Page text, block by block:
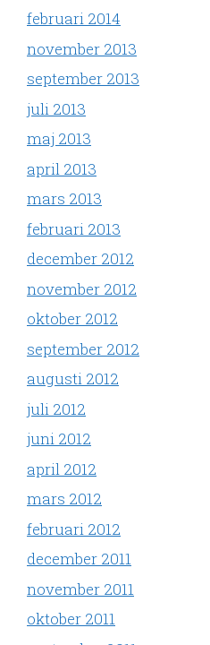
februari 2014
november 2013
september 2013
juli 2013
maj 2013
april 2013
mars 2013
februari 2013
december 2012
november 2012
oktober 2012
september 2012
augusti 2012
juli 2012
juni 2012
april 2012
mars 2012
februari 2012
december 2011
november 2011
oktober 2011